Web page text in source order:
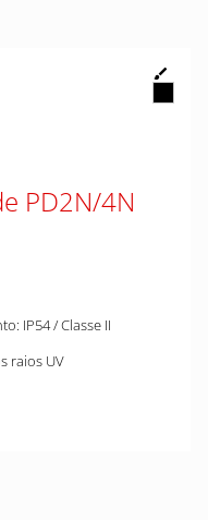
PD2N/4N
IP54 / Classe II
raios UV